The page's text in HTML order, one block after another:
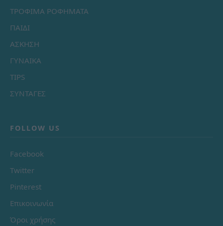
ΤΡΟΦΙΜΑ ΡΟΦΗΜΑΤΑ
ΠΑΙΔΙ
ΑΣΚΗΣΗ
ΓΥΝΑΙΚΑ
TIPS
ΣΥΝΤΑΓΕΣ
FOLLOW US
Facebook
Twitter
Pinterest
Επικοινωνία
Όροι χρήσης